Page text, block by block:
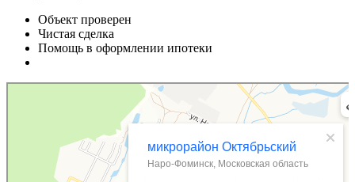
Объект проверен
Чистая сделка
Помощь в оформлении ипотеки